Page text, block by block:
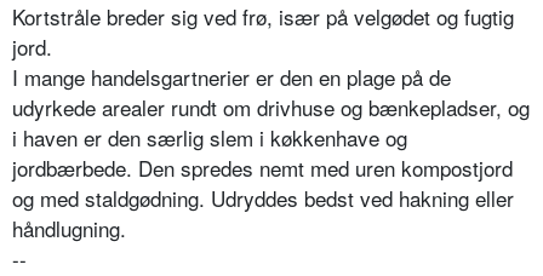
Kortstråle breder sig ved frø, især på velgødet og fugtig
jord.
I mange handelsgartnerier er den en plage på de
udyrkede arealer rundt om drivhuse og bænkepladser, og
i haven er den særlig slem i køkkenhave og
jordbærbede. Den spredes nemt med uren kompostjord
og med staldgød­ning. Udryddes bedst ved hakning eller
håndlugning.
--